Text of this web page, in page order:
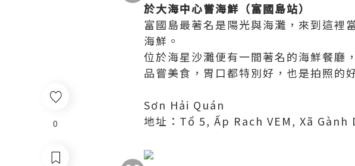
0
於大海中心嘗海鮮（富國島站）
富國島最著名是陽光與海灘，來到這裡
海鮮。
位於海星沙灘便有一間著名的海鮮餐廳
品嘗美食，胃口都特別好，也是拍照的
Sơn Hải Quán
地址：Tổ 5, Ấp Rach VEM, Xã